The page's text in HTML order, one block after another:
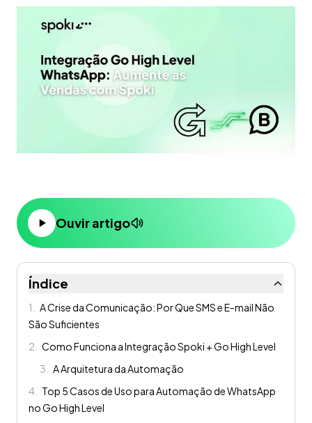
Ouvir artigo
Índice
1
A Crise da Comunicação: Por Que SMS e E-mail Não
São Suficientes
2
Como Funciona a Integração Spoki + Go High Level
3
A Arquitetura da Automação
4
Top 5 Casos de Uso para Automação de WhatsApp
no Go High Level